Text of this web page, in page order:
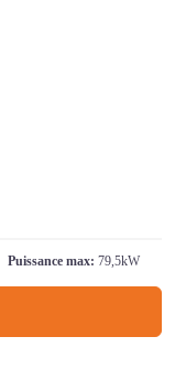
Puissance max: 79,5kW